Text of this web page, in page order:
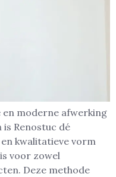
en moderne afwerking
Renostuc dé
kwalitatieve vorm
voor zowel
Deze methode